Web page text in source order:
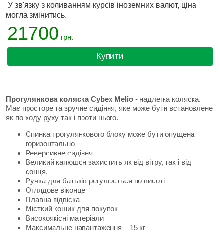
У зв'язку з коливанням курсів іноземних валют, ціна
могла змінитись.
21700 грн.
Купити
Прогулянкова коляска Cybex Melio - надлегка коляска.
Має просторе та зручне сидіння, яке може бути встановлене
як по ходу руху так і проти нього.
Спинка прогулянкового блоку може бути опущена
горизонтально
Реверсивне сидіння
Великий капюшон захистить як від вітру, так і від
сонця.
Ручка для батьків регулюється по висоті
Оглядове віконце
Плавна підвіска
Місткий кошик для покупок
Високоякісні матеріали
Максимальне навантаження – 15 кг